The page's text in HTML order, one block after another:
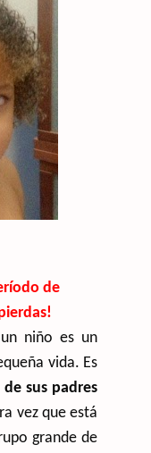
de
niño es un
vida. Es
sus padres
vez que está
grande de